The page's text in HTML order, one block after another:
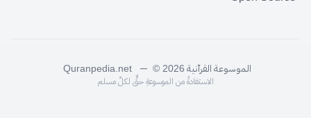
الموسوعة القرآنية Quranpedia.net — © 2026
الاستفادةُ من الموسوعةِ حقٌّ لكلِّ مسلم